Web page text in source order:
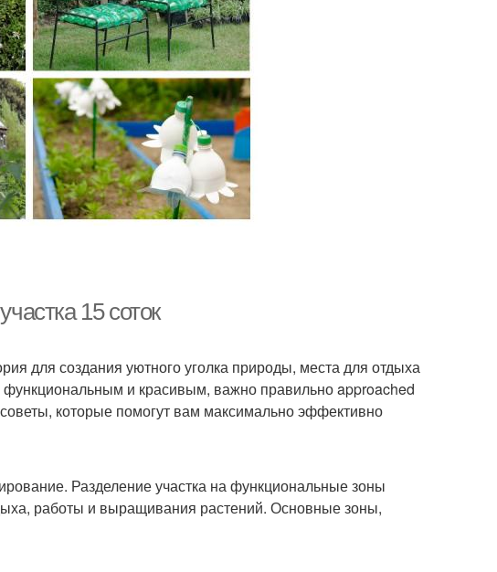
15 соток
для создания уютного уголка природы, места для отдыха
и красивым, важно правильно approached
которые помогут вам максимально эффективно
Разделение участка на функциональные зоны
работы и выращивания растений. Основные зоны,